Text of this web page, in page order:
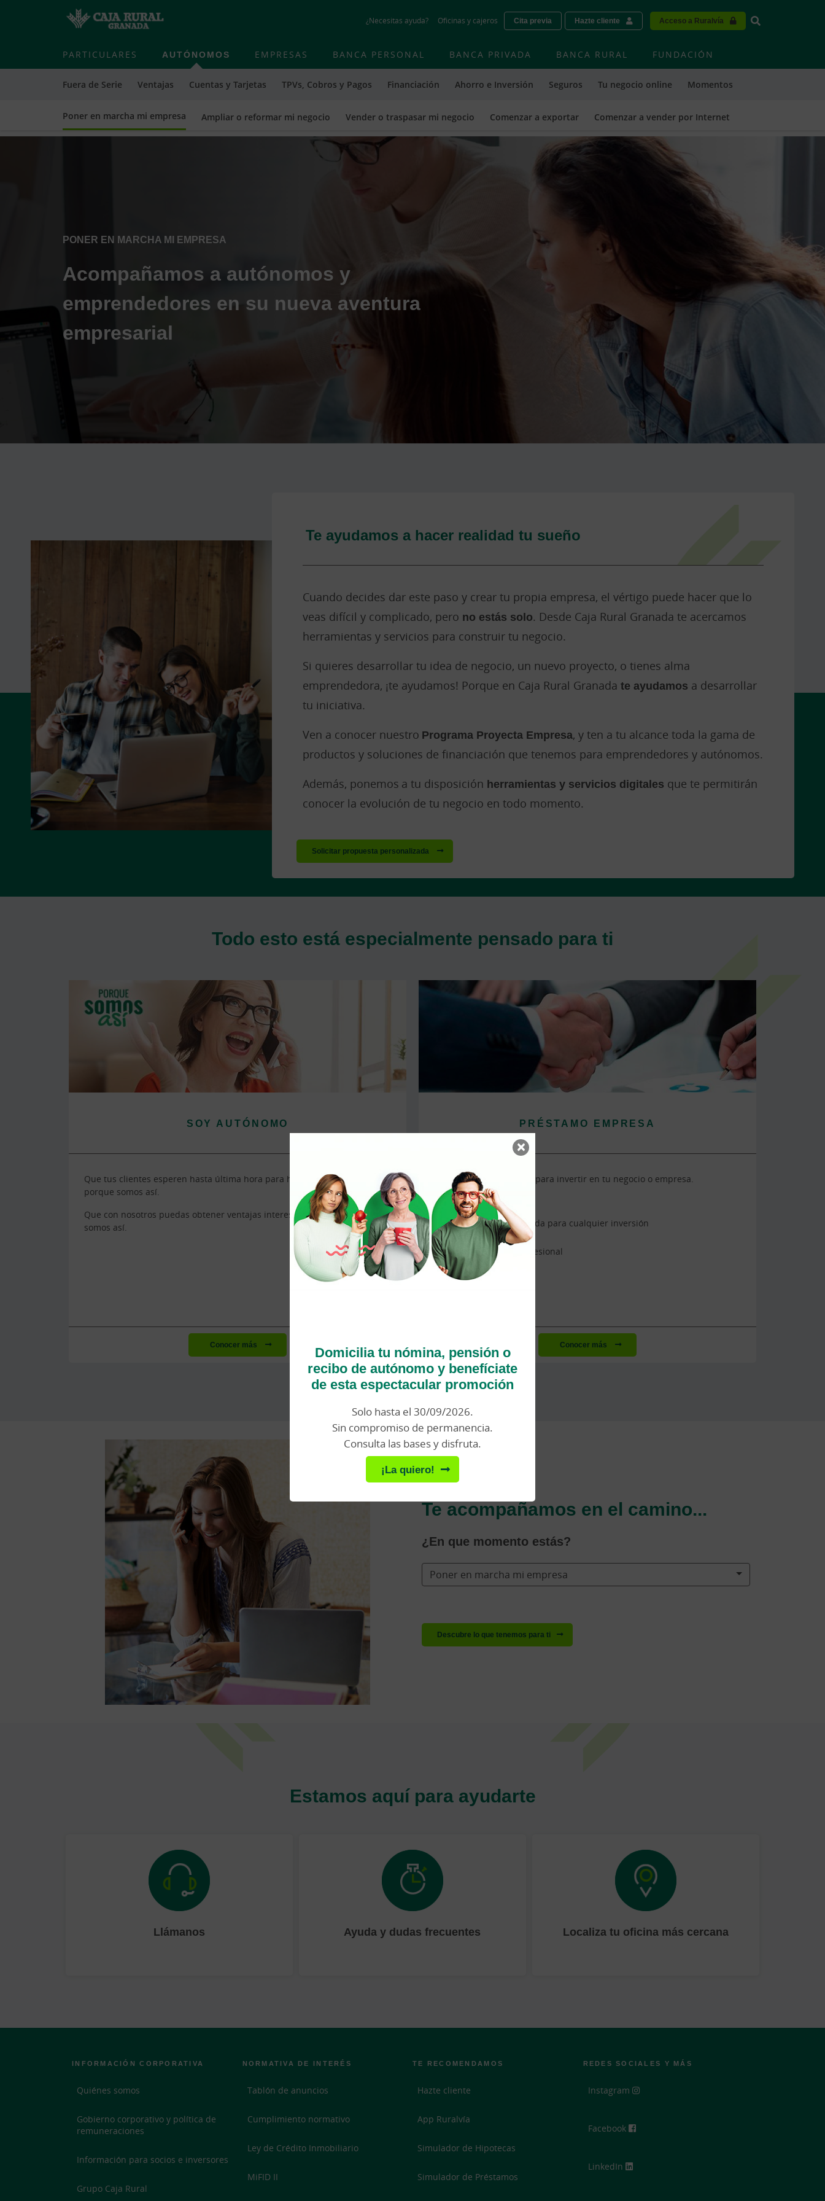
to
contentt
¿Necesitas ayuda? Oficinas y cajeros Cita previa Hazte cliente Acceso a Ruralvía Vinculo -
PARTICULARES AUTÓNOMOS
Fuera de Serie Ventajas Cuentas y Tarjetas TPVs, Cobros y Pagos Financiación Ahorro e Inversión Seguros Tu negocio online Momentos
Poner en marcha mi empresa Ampliar o reformar mi negocio Vender o traspasar mi negocio Comenzar a exportar Comenzar a vender por Internet
EMPRESAS BANCA PERSONAL BANCA PRIVADA BANCA RURAL FUNDACIÓN
PONER EN MARCHA MI EMPRESA
Acompañamos a autónomos y
emprendedores en su nueva aventura
empresarial
Te ayudamos a hacer realidad tu sueño
Cuando decides dar este paso y crear tu propia empresa, el vértigo puede hacer que lo
veas difícil y complicado, pero no estás solo. Desde Caja Rural Granada te acercamos
herramientas y servicios para construir tu negocio.
Si quieres desarrollar tu idea de negocio, un nuevo proyecto, o tienes alma
emprendedora, ¡te ayudamos! Porque en Caja Rural Granada te ayudamos a desarrollar
tu iniciativa.
Ven a conocer nuestro Programa Proyecta Empresa, y ten a tu alcance toda la gama de
productos y soluciones de financiación que tenemos para emprendedores y autónomos.
Además, ponemos a tu disposición herramientas y servicios digitales que te permitirán
conocer la evolución de tu negocio en todo momento.
Solicitar propuesta personalizada
Todo esto está especialmente pensado para ti
SOY AUTÓNOMO
Que tus clientes esperen hasta última hora para hacer sus pedidos…, es
porque somos así.
Que con nosotros puedas obtener ventajas interesantes es... porque
somos así.
Conocer más
PRÉSTAMO EMPRESA
El respiro que necesitas para invertir en tu negocio o empresa.
Financiación a medida para cualquier inversión
Asesoramiento profesional
Máxima agilidad
Conocer más
Te acompañamos en el camino...
¿En que momento estás?
Poner en marcha mi empresa
Descubre lo que tenemos para ti
Estamos aquí para ayudarte
Llámanos Ayuda y dudas frecuentes Localiza tu oficina más cercana
×
Domicilia tu nómina, pensión o
recibo de autónomo y benefíciate
de esta espectacular promoción
Solo hasta el 30/09/2026.
Sin compromiso de permanencia.
Consulta las bases y disfruta.
¡La quiero!
INFORMACIÓN CORPORATIVA
Quiénes somos
Gobierno corporativo y política de
remuneraciones
Información para socios e inversores
Grupo Caja Rural
NORMATIVA DE INTERÉS
Tablón de anuncios
Cumplimiento normativo
Ley de Crédito Inmobiliario
MiFID II
TE RECOMENDAMOS
Hazte cliente
App Ruralvía
Simulador de Hipotecas
Simulador de Préstamos
REDES SOCIALES Y MÁS
Instagram
Facebook
LinkedIn